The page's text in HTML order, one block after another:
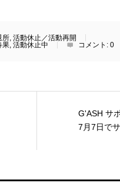
所 活動休止／活動再開
果 活動休止中 コメント: 0
G'ASH サ
7月7日で